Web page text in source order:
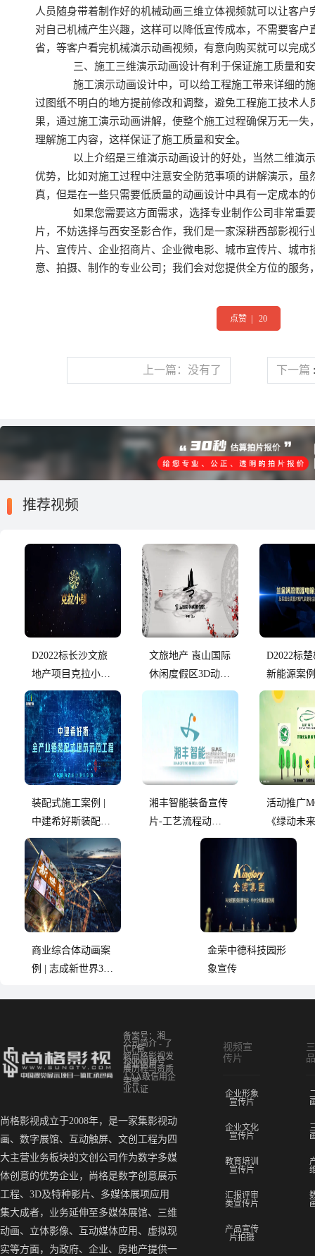
人员随身带着制作好的机械动画三维立体视频就可以让客
对自己机械产生兴趣，这样可以降低宣传成本，不需要客户
省，等客户看完机械演示动画视频，有意向购买就可以完成
三、施工三维演示动画设计有利于保证施工质量和
施工演示动画设计中，可以给工程施工带来详细的
过图纸不明白的地方提前修改和调整，避免工程施工技术人
果，通过施工演示动画讲解，使整个施工过程确保万无一失
理解施工内容，这样保证了施工质量和安全。
以上介绍是三维演示动画设计的好处，当然二维演示
优势，比如对施工过程中注意安全防范事项的讲解演示，虽
真，但是在一些只需要低质量的动画设计中具有一定成本的
如果您需要这方面需求，选择专业制作公司非常重
片，不妨选择与西安圣影合作，我们是一家深耕西部影视行
片、宣传片、企业招商片、企业微电影、城市宣传片、城市
意、拍摄、制作的专业公司；我们会对您提供全方位的服务
点赞 |20
上一篇：没有了 下一篇
推荐视频
D2022标长沙文旅
地产项目克拉小镇
3D动画宣传片
文旅地产 崀山国际
休闲度假区3D动画
宣传片
D2022标
新能源案
保兰金涡
除尘除雾
技术说明
装配式施工案例 |
中建希好斯装配施
工
湘丰智能装备宣传
片-工艺流程动画
活动推广
《绿动未
筹平台》
商业综合体动画案
例 | 志成新世界3d
金荣中德科技园形
象宣传
备案号：湘
ICP备
12000019号
公司简介 - 了
解尚格影视发
展历程与资质
荣誉
企业信用 -
AAA级信用企
业认证
尚格影视成立于2008年，是一家集影视动
画、数字展馆、互动触屏、文创工程为四
大主营业务板块的文创公司作为数字多媒
体创意的优势企业，尚格是数字创意展示
工程、3D及特种影片、多媒体展项应用
集大成者，业务延伸至多媒体展馆、三维
动画、立体影像、互动媒体应用、虚拟现
实等方面，为政府、企业、房地产提供一
视频宣
传片
企业形象
宣传片
企业文化
宣传片
教育培训
宣传片
汇报评审
类宣传片
产品宣传
片拍摄